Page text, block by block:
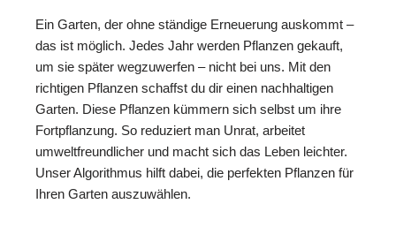
Ein Garten, der ohne ständige Erneuerung auskommt –
das ist möglich. Jedes Jahr werden Pflanzen gekauft,
um sie später wegzuwerfen – nicht bei uns. Mit den
richtigen Pflanzen schaffst du dir einen nachhaltigen
Garten. Diese Pflanzen kümmern sich selbst um ihre
Fortpflanzung. So reduziert man Unrat, arbeitet
umweltfreundlicher und macht sich das Leben leichter.
Unser Algorithmus hilft dabei, die perfekten Pflanzen für
Ihren Garten auszuwählen.